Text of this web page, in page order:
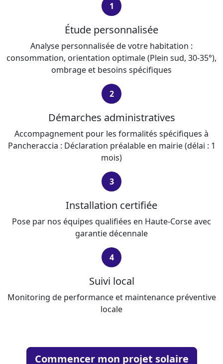
1
Étude personnalisée
Analyse personnalisée de votre habitation :
consommation, orientation optimale (Plein sud, 30-35°),
ombrage et besoins spécifiques
2
Démarches administratives
Accompagnement pour les formalités spécifiques à
Pancheraccia : Déclaration préalable en mairie (délai : 1
mois)
3
Installation certifiée
Pose par nos équipes qualifiées en Haute-Corse avec
garantie décennale
4
Suivi local
Monitoring de performance et maintenance préventive
locale
Commencer mon projet solaire